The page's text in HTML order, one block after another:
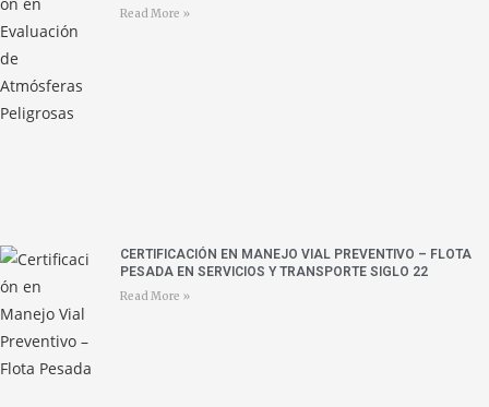
Read More »
CERTIFICACIÓN EN MANEJO VIAL PREVENTIVO – FLOTA
PESADA EN SERVICIOS Y TRANSPORTE SIGLO 22
Read More »